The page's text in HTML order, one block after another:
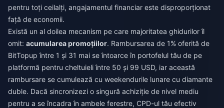
pentru toți ceilalți, angajamentul financiar este disproporționat
față de economii.
Există un al doilea mecanism pe care majoritatea ghidurilor îl
omit: acumularea promoțiilor. Rambursarea de 1% oferită de
BitTopup între 1 și 31 mai se întoarce în portofelul tău de pe
platformă pentru cheltuieli între 50 și 99 USD, iar această
rambursare se cumulează cu weekendurile lunare cu diamante
duble. Dacă sincronizezi o singură achiziție de nivel mediu
pentru a se încadra în ambele ferestre, CPD-ul tău efectiv